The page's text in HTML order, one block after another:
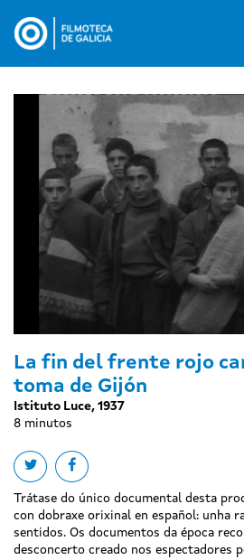
contido
La fin del frente rojo
toma de Gijón
Istituto Luce, 1937
8 minutos
Share on twitter
Share on facebook
Trátase do único documental desta
con dobraxe orixinal en español: unha
sentidos. Os documentos da época
desconcerto creado nos espectadores